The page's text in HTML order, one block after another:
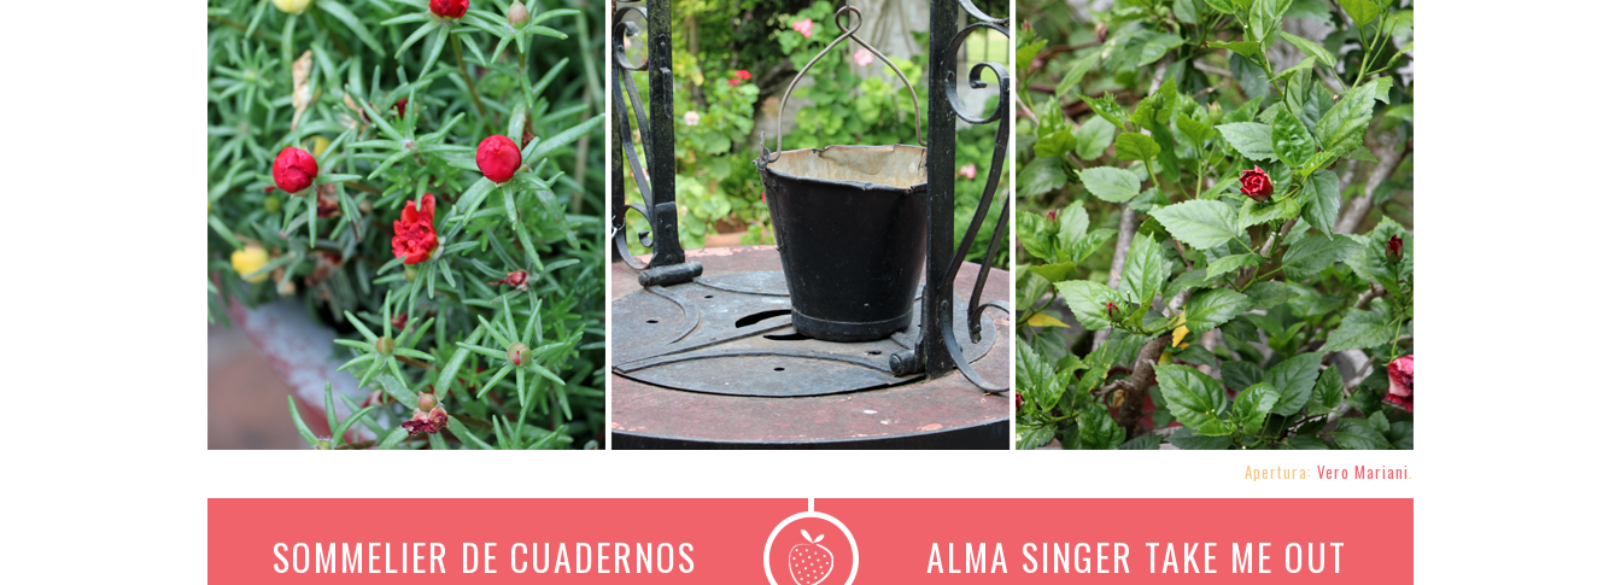
Apertura: Vero Mariani.
SOMMELIER DE CUADERNOS ALMA SINGER TAKE ME OUT